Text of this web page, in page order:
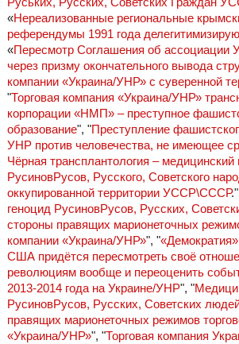
«Нереализованные региональные
референдумы 1991 года
«Пересмотр Соглашения об ассоциации
через призму окончательного вывода
компании «Украина/УНР» с суверенной
"Торговая компания «Украина/УНР»
корпорации «НМП» – преступное
образование", "Преступление
УНР против человечества, не имеющее
Чёрная трансплантология – медицинский
РусиновРусов, Русского, Советского
оккупированной территории УССР\СССР
геноцид РусиновРусов, Русских,
стороны правящих марионеточных
компании «Украина/УНР»", "
США придётся пересмотреть своё
революциям вообще и переоценить
2013-2014 года на Украине/УНР", "
РусиновРусов, Русских, Советских
правящих марионеточных режимов
«Украина/УНР»", "Торговая компания